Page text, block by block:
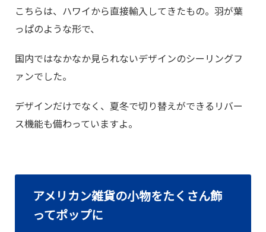
こちらは、ハワイから直接輸入してきたもの。羽が葉
っぱのような形で、
国内ではなかなか見られないデザインのシーリングフ
ァンでした。
デザインだけでなく、夏冬で切り替えができるリバー
ス機能も備わっていますよ。
アメリカン雑貨の小物をたくさん飾
ってポップに